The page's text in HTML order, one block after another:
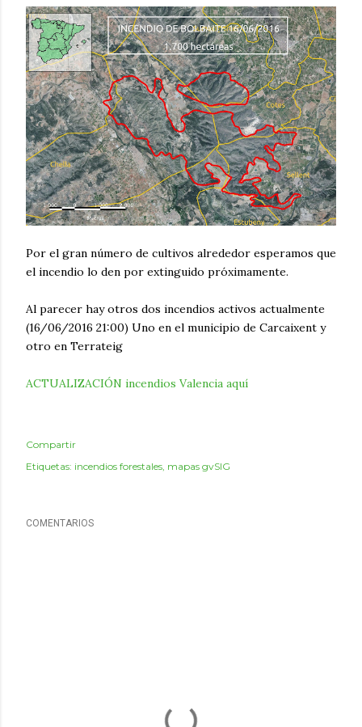
Por el gran número de cultivos alrededor esperamos que
el incendio lo den por extinguido próximamente.
Al parecer hay otros dos incendios activos actualmente
(16/06/2016 21:00) Uno en el municipio de Carcaixent y
otro en Terrateig
ACTUALIZACIÓN incendios Valencia aquí
Compartir
Etiquetas: incendios forestales mapas gvSIG
COMENTARIOS